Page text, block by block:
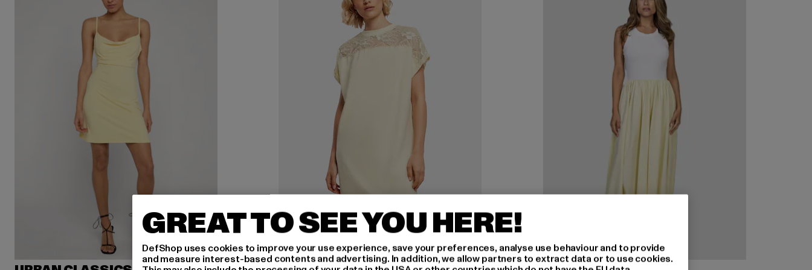
URBAN CLASSICS
Ladies Lace Tee
GREAT TO SEE YOU HERE!
DefShop uses cookies to improve your use experience, save your preferences, analyse use behaviour and to provide
and measure interest-based contents and advertising. In addition, we allow partners to extract data or to use cookies.